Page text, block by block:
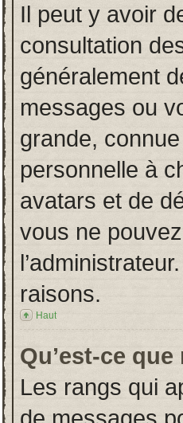
Il peut y avoir
consultation
généralement
messages ou
grande,
personnelle à
avatars et de
vous ne
raisons.
Haut
Qu’est-ce
Les rangs qui